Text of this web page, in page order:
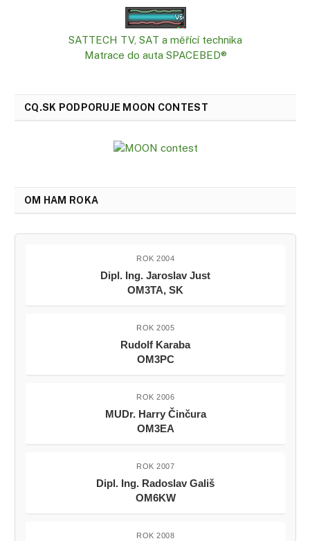
SATTECH TV, SAT a měřící technika
Matrace do auta SPACEBED®
CQ.SK PODPORUJE MOON CONTEST
OM HAM ROKA
ROK 2004
Dipl. Ing. Jaroslav Just
OM3TA, SK
ROK 2005
Rudolf Karaba
OM3PC
ROK 2006
MUDr. Harry Činčura
OM3EA
ROK 2007
Dipl. Ing. Radoslav Gališ
OM6KW
ROK 2008